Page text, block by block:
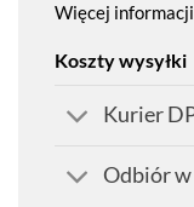
Więcej informacji
Koszty wysyłki
Kurier
Odbiór